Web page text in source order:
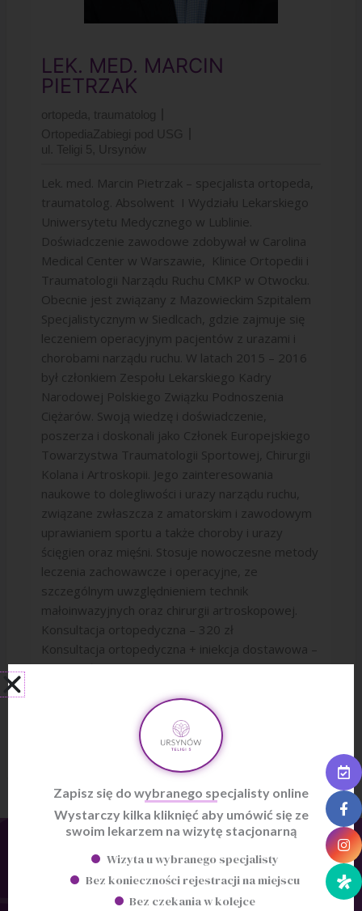
LEK. MED. MARCIN
PIETRZAK
ortopeda, traumatolog
OrtopediaZabiegi pod USG
ul. Teligi 5, Ursynów
Lek. med. Marcin Pietrzak – specjalista ortopeda,
traumatolog. Absolwent I Wydziału Lekarskiego
Uniwersytetu Medycznego w Lublinie.
Doświadczenie zawodowe zdobywał w Carolina
Medical Center w Warszawie, Klinice Ortopedii i
Traumatologii Narządu Ruchu CMKP w Otwocku.
Obecnie jest związany z Mazowieckim Szpitalem
Specjalistycznym w Siedlcach, gdzie zajmuje się
leczeniem operacyjnym pacjentów z urazami i
chorobami narządu ruchu. W latach 2015 – 2016
był członkiem Zespołu Lekarskiego Kadry
Narodowej Polskiego Związku Podnoszenia
Ciężarów. Swoją wiedzę i doświadczenie,
poszerza i doskonali jako Członek Europejskiego
Towarzystwa Traumatologii Sportowej, Chirurgii
Kolana i Artroskopii. Jego zainteresowania
naukowe to dolegliwości i urazy narządu ruchu,
związane zwłaszcza z amatorskim i zawodowym
uprawianiem sportu a także choroby i urazy
ścięgien oraz mięśni. Stosuje nowoczesne metody
leczenia zachowawcze i operacyjne, ze
szczególnym uwzględnieniem technik
małoinwazyjnych oraz chirurgii artroskopowej.
Konsultacja ortopedyczna – 320 zł
Konsultacja ortopedyczna + iniekcja dostawowa –
od 420 zł
hialuronowego – 570 zł / 670 zł / 1020 zł
Wróć do poprzedniej strony
Bądź na bieżąco
Żadna ważna informacja Cię nie ominie
Zapisz się do wybranego specjalisty online
Wystarczy kilka kliknięć aby umówić się ze
swoim lekarzem na wizytę stacjonarną
Wizyta u wybranego specjalisty
Bez konieczności rejestracji na miejscu
Bez czekania w kolejce